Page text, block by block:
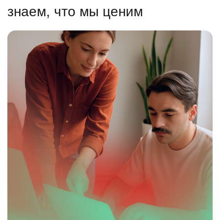
знаем, что мы ценим